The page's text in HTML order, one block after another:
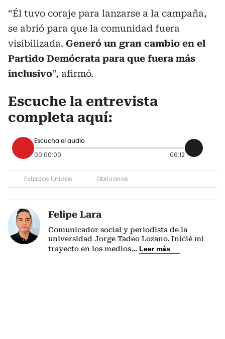
“Él tuvo coraje para lanzarse a la campaña,
se abrió para que la comunidad fuera
visibilizada. Generó un gran cambio en el
Partido Demócrata para que fuera más
inclusivo”, afirmó.
Escuche la entrevista
completa aquí:
Escucha el audio
00:00:00 06:12
Estados Unidos Obituarios
Felipe Lara
Comunicador social y periodista de la
universidad Jorge Tadeo Lozano. Inicié mi
trayecto en los medios... Leer más